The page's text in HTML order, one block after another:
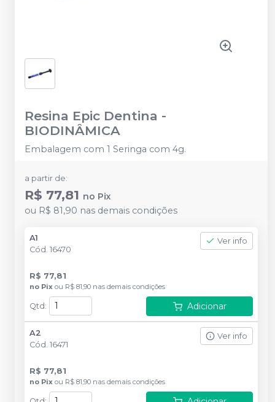
Resina Epic Dentina -
BIODINÂMICA
Embalagem com 1 Seringa com 4g.
a partir de:
R$ 77,81 no Pix
ou R$ 81,90 nas demais condições
A1
Cód. 16470
Ver info
R$ 77,81
no Pix ou R$ 81,90 nas demais condições
Qtd : Adicionar
A2
Cód. 16471
Ver info
R$ 77,81
no Pix ou R$ 81,90 nas demais condições